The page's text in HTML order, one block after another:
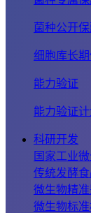
菌种公开
细胞库长
能力验证
能力验证计
科研开发
国家工业
传统发酵
微生物精
微生物标